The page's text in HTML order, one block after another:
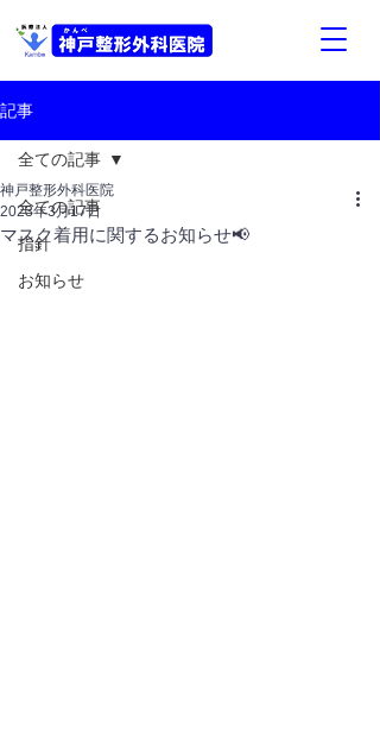
記事
全ての記事
指針
お知らせ
全ての記事
マスク着用に関するお知らせ📢
神戸整形外科医院
2023年3月17日